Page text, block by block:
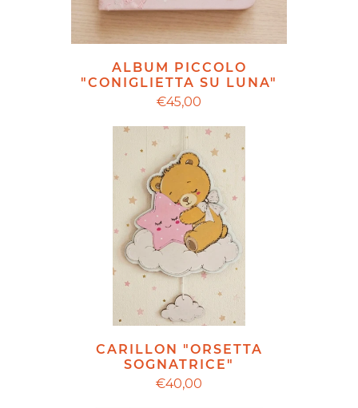
ALBUM PICCOLO
"CONIGLIETTA SU LUNA"
€45,00
CARILLON "ORSETTA
SOGNATRICE"
€40,00